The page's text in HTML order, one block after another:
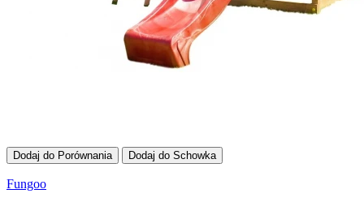
Dodaj do Porównania Dodaj do Schowka
Fungoo